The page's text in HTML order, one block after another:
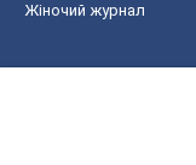
Жіночий журнал